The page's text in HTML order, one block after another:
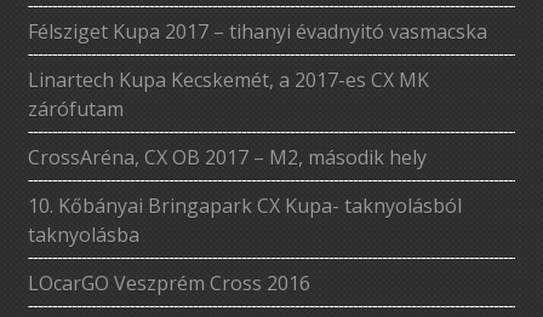
Félsziget Kupa 2017 – tihanyi évadnyitó vasmacska
Linartech Kupa Kecskemét, a 2017-es CX MK
zárófutam
CrossAréna, CX OB 2017 – M2, második hely
10. Kőbányai Bringapark CX Kupa- taknyolásból
taknyolásba
LOcarGO Veszprém Cross 2016